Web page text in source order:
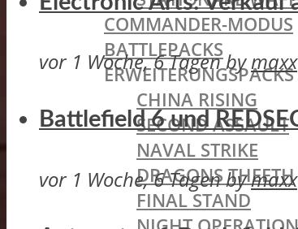
COMMANDER-MODUS
BATTLEPACKS
ERWEITERUNGSPACKS
CHINA RISING
SECOND ASSAULT
NAVAL STRIKE
DRAGONS THEETH
FINAL STAND
vor 1 Woche, 6 Tagenbymaxx
Battlefield 6 und
vor 1 Woche, 6 Tagenbymaxx